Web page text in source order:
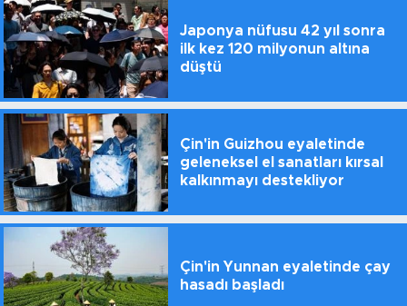
Japonya nüfusu 42 yıl sonra
ilk kez 120 milyonun altına
düştü
Çin'in Guizhou eyaletinde
geleneksel el sanatları kırsal
kalkınmayı destekliyor
Çin'in Yunnan eyaletinde çay
hasadı başladı